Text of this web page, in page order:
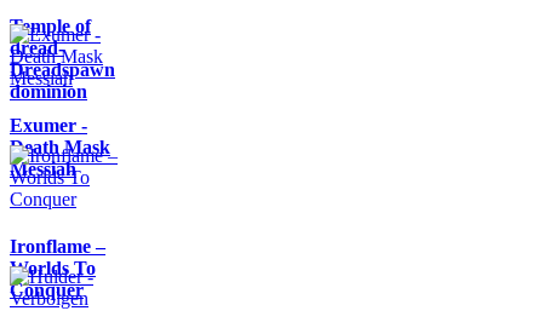
Temple of
dread-
Dreadspawn
dominion
Exumer -
Death Mask
Messiah
Ironflame –
Worlds To
Conquer